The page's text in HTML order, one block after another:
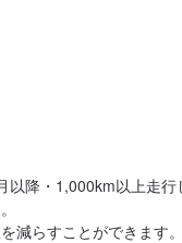
以降・1,000km以上走行
減らすことができます